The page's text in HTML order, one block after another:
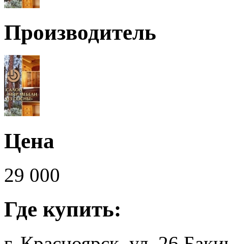
Производитель
Цена
29 000
Где купить: